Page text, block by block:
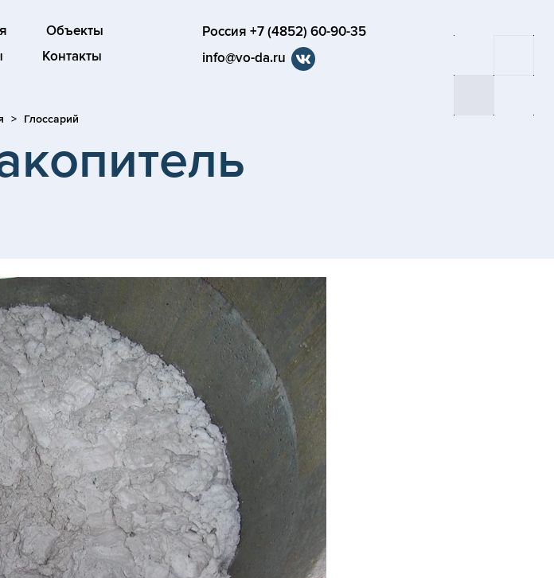
Объекты
Контакты
Россия +7 (4852) 60-90-35
info@vo-da.ru
Глоссарий